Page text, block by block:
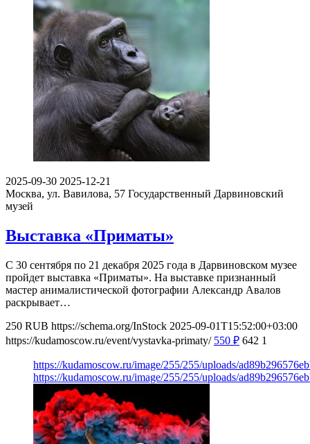
2025-09-30 2025-12-21
Москва, ул. Вавилова, 57 Государственный Дарвиновский
музей
Выставка «Приматы»
С 30 сентября по 21 декабря 2025 года в Дарвиновском музее
пройдет выставка «Приматы». На выставке признанный
мастер анималистической фотографии Александр Авалов
раскрывает…
250 RUB https://schema.org/InStock 2025-09-01T15:52:00+03:00
https://kudamoscow.ru/event/vystavka-primaty/ 550 ₽ 642 1
https://kudamoscow.ru/image/255/255/uploads/
https://kudamoscow.ru/image/255/255/uploads/